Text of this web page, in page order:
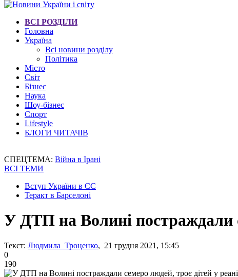
ВСІ РОЗДІЛИ
Головна
Україна
Всі новини розділу
Політика
Місто
Світ
Бізнес
Наука
Шоу-бізнес
Спорт
Lifestyle
БЛОГИ ЧИТАЧІВ
СПЕЦТЕМА: Війна в Ірані
ВСІ ТЕМИ
Вступ України в ЄС
Теракт в Барселоні
У ДТП на Волині постраждали
Текст: Людмила Троценко, 21 грудня 2021, 15:45
0
190